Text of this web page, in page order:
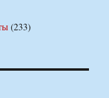
(233)